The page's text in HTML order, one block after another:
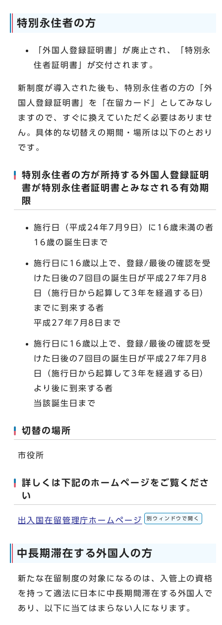
特別永住者の方
「外国人登録証明書」が廃止され、「特別永
住者証明書」が交付されます。
新制度が導入された後も、特別永住者の方の「外
国人登録証明書」を「在留カード」としてみなし
ますので、すぐに換えていただく必要はありませ
ん。具体的な切替えの期間・場所は以下のとおり
です。
特別永住者の方が所持する外国人登録証明
書が特別永住者証明書とみなされる有効期
限
施行日（平成24年7月9日）に16歳未満の者
16歳の誕生日まで
施行日に16歳以上で、登録/最後の確認を受
けた日後の7回目の誕生日が平成27年7月8
日（施行日から起算して3年を経過する日）
までに到来する者
平成27年7月8日まで
施行日に16歳以上で、登録/最後の確認を受
けた日後の7回目の誕生日が平成27年7月8
日（施行日から起算して3年を経過する日）
より後に到来する者
当該誕生日まで
切替の場所
市役所
詳しくは下記のホームページをご覧くださ
い
出入国在留管理庁ホームページ 別ウィンドウで開く
中長期滞在する外国人の方
新たな在留制度の対象になるのは、入管上の資格
を持って適法に日本に中長期間滞在する外国人で
あり、以下に当てはまらない人になります。